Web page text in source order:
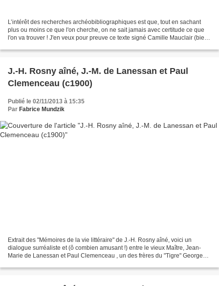
L’intérêt des recherches archéobibliographiques est que, tout en sachant
plus ou moins ce que l'on cherche, on ne sait jamais avec certitude ce que
l'on va trouver ! J'en veux pour preuve ce texte signé Camille Mauclair (bien
J.-H. Rosny aîné, J.-M. de Lanessan et Paul
Clemenceau (c1900)
Publié le 02/11/2013 à 15:35
Par Fabrice Mundzik
Extrait des "Mémoires de la vie littéraire" de J.-H. Rosny aîné, voici un
dialogue surréaliste et (ô combien amusant !) entre le vieux Maître, Jean-
Marie de Lanessan et Paul Clemenceau , un des frères du "Tigre" Georges